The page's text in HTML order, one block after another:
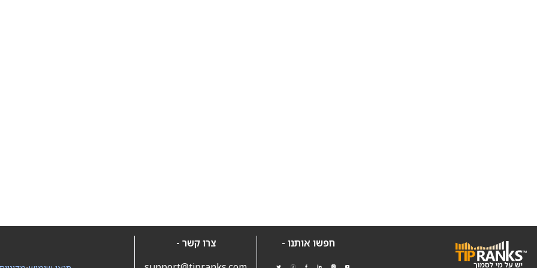
חפשו אותנו -
צרו קשר -